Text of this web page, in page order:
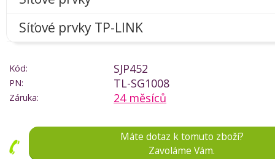
Síťové prvky TP-LINK
Kód: SJP452
PN: TL-SG1008
Záruka: 24 měsíců
Máte dotaz k tomuto zboží?
Zavoláme Vám.